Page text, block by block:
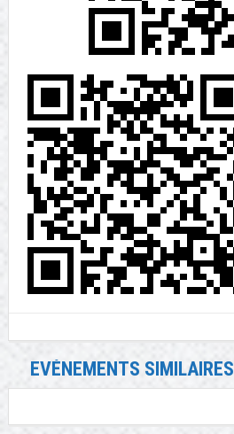
EVÉNEMENTS SIMILAIRES